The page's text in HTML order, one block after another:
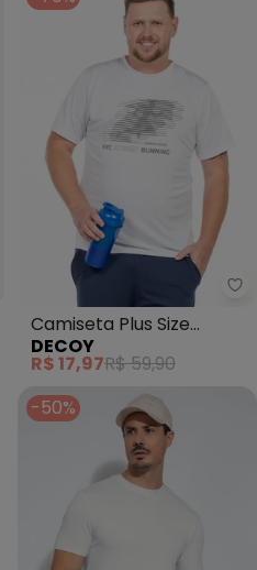
- Camiseta Masculina
Camiseta Plus Size
Masculina (Branco)
DECOY
R$ 17,97R$ 59,90
-50%